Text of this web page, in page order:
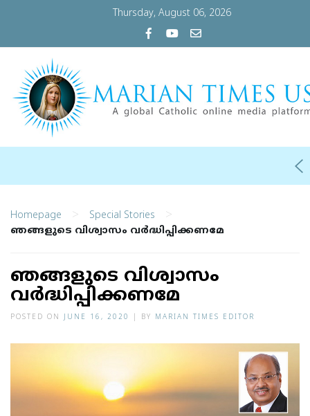
Thursday, August 06, 2026
Homepage > Special Stories >
ഞങ്ങളുടെ വിശ്വാസം വർദ്ധിപ്പിക്കണമേ
ഞങ്ങളുടെ വിശ്വാസം
വർദ്ധിപ്പിക്കണമേ
POSTED ON JUNE 16, 2020 BY MARIAN TIMES EDITOR